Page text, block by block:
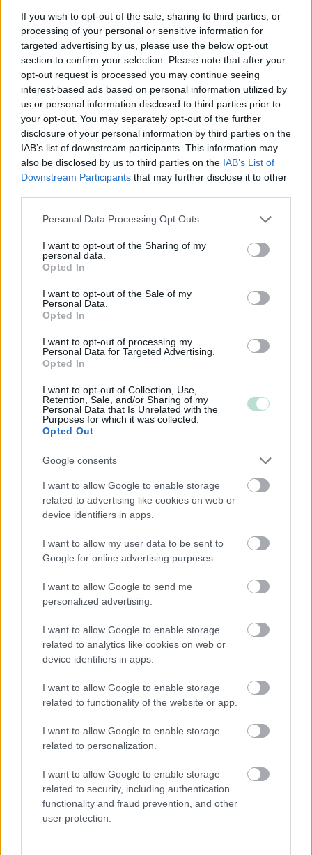
If you wish to opt-out of the sale, sharing to third parties, or
processing of your personal or sensitive information for
targeted advertising by us, please use the below opt-out
section to confirm your selection. Please note that after your
opt-out request is processed you may continue seeing
interest-based ads based on personal information utilized by
us or personal information disclosed to third parties prior to
your opt-out. You may separately opt-out of the further
disclosure of your personal information by third parties on the
IAB’s list of downstream participants. This information may
also be disclosed by us to third parties on the IAB’s List of
Downstream Participants that may further disclose it to other
Please note that this website/app uses one or more Google
not limited to your visit or usage behaviour. You may click to
grant or deny consent to Google and its third-party tags to
use your data for below specified purposes in below Google
consent section.
Personal Data Processing Opt Outs
I want to opt-out of the Sharing of my
personal data.
Opted In
I want to opt-out of the Sale of my
Personal Data.
Opted In
I want to opt-out of processing my
Personal Data for Targeted Advertising.
Opted In
I want to opt-out of Collection, Use,
Retention, Sale, and/or Sharing of my
Personal Data that Is Unrelated with the
Purposes for which it was collected.
Opted Out
Google consents
I want to allow Google to enable storage
related to advertising like cookies on web or
device identifiers in apps.
I want to allow my user data to be sent to
Google for online advertising purposes.
I want to allow Google to send me
personalized advertising.
I want to allow Google to enable storage
related to analytics like cookies on web or
device identifiers in apps.
I want to allow Google to enable storage
related to functionality of the website or app.
I want to allow Google to enable storage
related to personalization.
I want to allow Google to enable storage
related to security, including authentication
functionality and fraud prevention, and other
user protection.
Yhtiömuodot
Yksityinen osakeyhtiö
Osuuskunta
Kommandiittiyhtiö
Avoin yhtiö
Toiminimi
Informaatio ja viestintä
Kansainvälisten organisaatioiden ja toimielinten
toiminta
Kuljetusliike­toiminta
Palveluliiketoiminta
Rahoitus- ja vakuutustoiminta
Rakentaminen
Teollisuus
Terveys- ja sosiaalipalvelut
Palvelutarjonta
ALV-laskelmat, ilmoitukset verottajalle ja
tilinpäätökset
Henkilöstöhallinnon palvelut
Kansainvälistymispalvelut
Konserneihin liittyvät palvelut
Lakisääteinen kirjanpito
Liiketoiminnan kehittämispalvelut (esim.
verosuunnittelu)
Maksatuspalvelut
Myyntilaskuihin liittyvät palvelut
Ostolaskuihin liittyvät palvelut
Palkkahallinnon palvelut
Sisäinen laskenta
Talouskonsultointi (esim. tunnuslukujen
tulkitseminen, budjetointi ja ennusteet)
Talouspäällikköpalvelut
Ulkoinen laskenta